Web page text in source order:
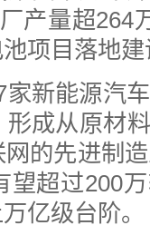
产量超264
池项目落地
新能源汽车
成从原材
的先进制
望超过200
亿级台阶。